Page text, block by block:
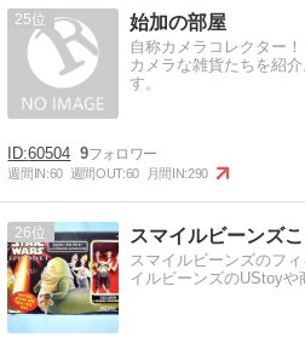
25 始加の部屋
自称カメラコレクター
カメラな雑貨たちを紹
す。
60504 9
週間IN:60 週間OUT:60 月間IN:290
26 スマイルビーンズ
スマイルビーンズのフ
イルビーンズのUStoy